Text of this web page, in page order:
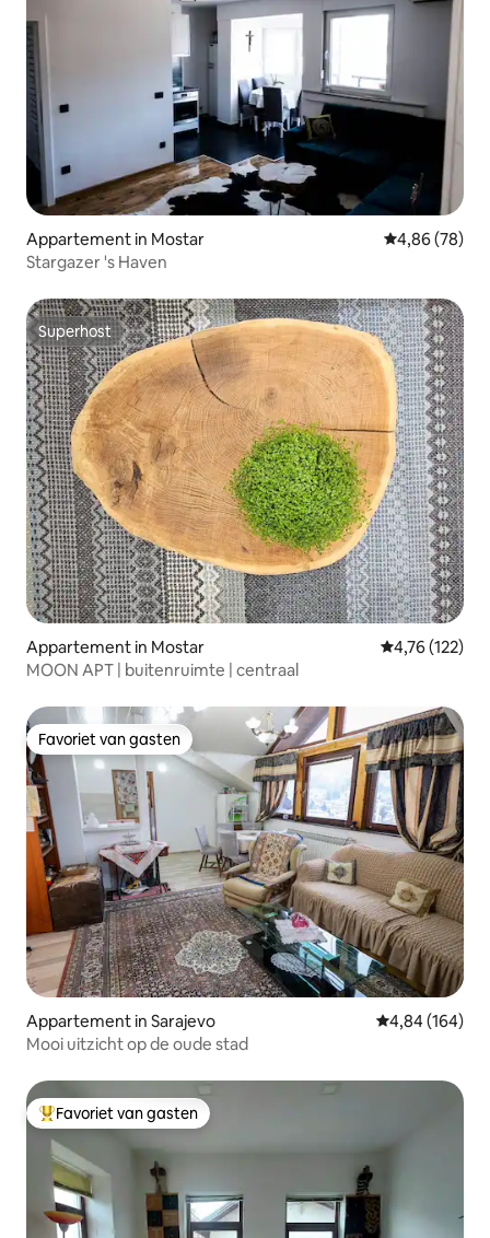
Appartement in Mostar Gemiddelde
4,86 (78)
Stargazer 's Haven
Superhost
Superhost
Appartement in Mostar Gemiddelde
4,76 (122)
MOON APT | buitenruimte | centraal
Favoriet van gasten
Favoriet van gasten
Appartement in Sarajevo Gemiddelde
4,84 (164)
Mooi uitzicht op de oude stad
Topfavoriet van gasten
Favoriet van gasten